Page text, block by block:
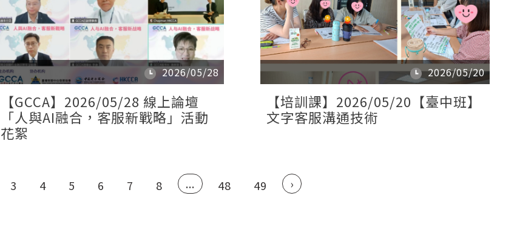
2026/05/28
【GCCA】2026/05/28 線上論壇
「人與AI融合，客服新戰略」活動
花絮
2026/05/20
【培訓課】2026/05/20【臺中班】
文字客服溝通技術
3 4 5 6 7 8 ... 48 49 ›